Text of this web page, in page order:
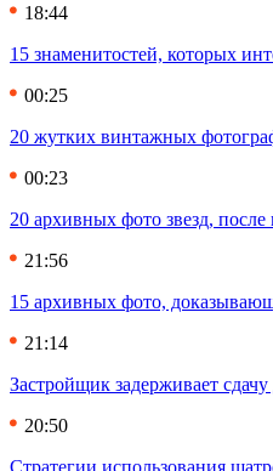
18:44
15 знаменитостей, которых
00:25
20 жутких винтажных
00:23
20 архивных фото звезд, после
21:56
15 архивных фото,
21:14
Застройщик задерживает
20:50
Стратегии использования